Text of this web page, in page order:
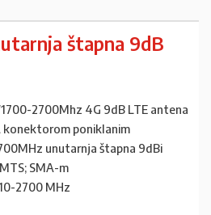
štapna 9dB
2700Mhz 4G 9dB LTE antena
konektorom poniklanim
unutarnja štapna 9dBi
SMA-m
2700 MHz